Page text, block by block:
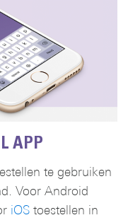
APP
te gebruiken
Voor Android
iOS toestellen in